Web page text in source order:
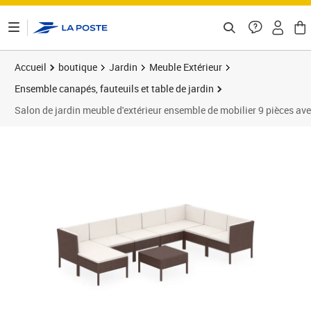
Accueil boutique Jardin
Meuble Extérieur
Ensemble canapés, fauteuils et table de jardin
Salon de jardin meuble d'extérieur ensemble de mobilier 9 pièces